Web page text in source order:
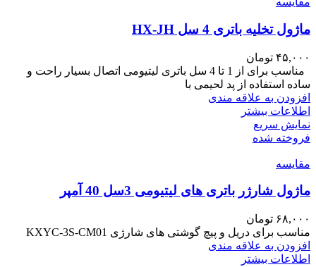
ماژول تخلیه باتری 4 سل HX-JH
۴۵,۰۰۰ تومان
مناسب برای از 1 تا 4 سل باتری لیتیومی اتصال بسیار راحت و
ساده استفاده از پد لحیمی با
افزودن به علاقه مندی
اطلاعات بیشتر
نمایش سریع
فروخته شده
مقايسه
ماژول شارژر باتری های لیتیومی 3سل 40 آمپر
۶۸,۰۰۰ تومان
مناسب برای دریل و پیچ گوشتی های شارژی KXYC-3S-CM01
افزودن به علاقه مندی
اطلاعات بیشتر